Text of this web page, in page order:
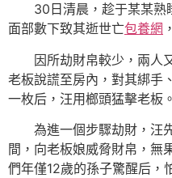
30日清晨，趁于某某熟
面部數下致其逝世亡包養網
因所劫財帛較少，兩人
老板說謊至房內，對其綁手
一枚后，汪用榔頭猛擊老板。
為進一個步驟劫財，汪
間，向老板娘威脅財帛，無
們年僅12歲的孫子驚醒后，